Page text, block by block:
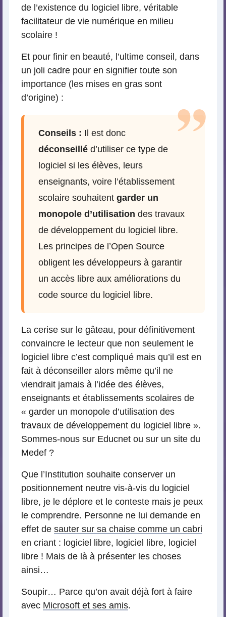
de l’existence du logiciel libre, véritable
facilitateur de vie numérique en milieu
scolaire !
Et pour finir en beauté, l’ultime conseil, dans
un joli cadre pour en signifier toute son
importance (les mises en gras sont
d’origine) :
Conseils : Il est donc
déconseillé d’utiliser ce type de
logiciel si les élèves, leurs
enseignants, voire l’établissement
scolaire souhaitent garder un
monopole d’utilisation des travaux
de développement du logiciel libre.
Les principes de l’Open Source
obligent les développeurs à garantir
un accès libre aux améliorations du
code source du logiciel libre.
La cerise sur le gâteau, pour définitivement
convaincre le lecteur que non seulement le
logiciel libre c’est compliqué mais qu’il est en
fait à déconseiller alors même qu’il ne
viendrait jamais à l’idée des élèves,
enseignants et établissements scolaires de
« garder un monopole d’utilisation des
travaux de développement du logiciel libre ».
Sommes-nous sur Educnet ou sur un site du
Medef ?
Que l’Institution souhaite conserver un
positionnement neutre vis-à-vis du logiciel
libre, je le déplore et le conteste mais je peux
le comprendre. Personne ne lui demande en
effet de sauter sur sa chaise comme un cabri
en criant : logiciel libre, logiciel libre, logiciel
libre ! Mais de là à présenter les choses
ainsi…
Soupir… Parce qu’on avait déjà fort à faire
avec Microsoft et ses amis.